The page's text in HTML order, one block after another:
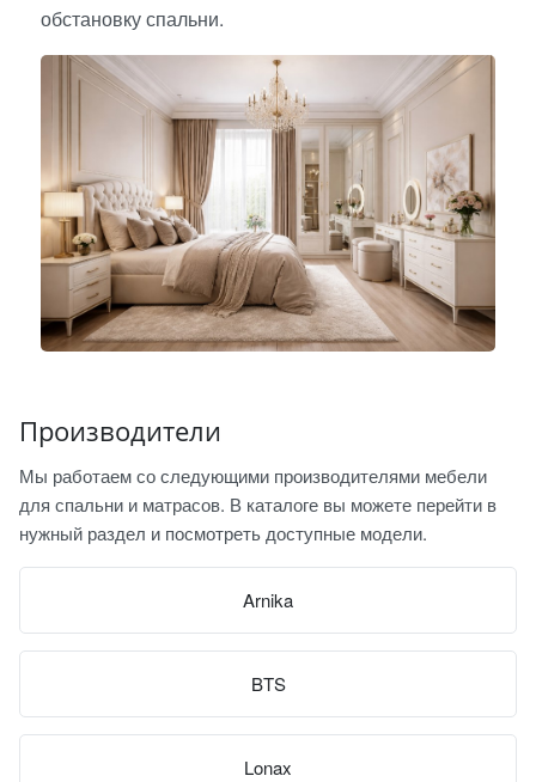
обстановку спальни.
Производители
Мы работаем со следующими производителями мебели
для спальни и матрасов. В каталоге вы можете перейти в
нужный раздел и посмотреть доступные модели.
Arnika
BTS
Lonax